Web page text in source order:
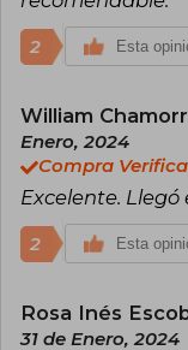
2 Esta
William
Enero, 2024
Compra
Excelente.
2 Esta
Rosa Inés
31 de Enero, 2024